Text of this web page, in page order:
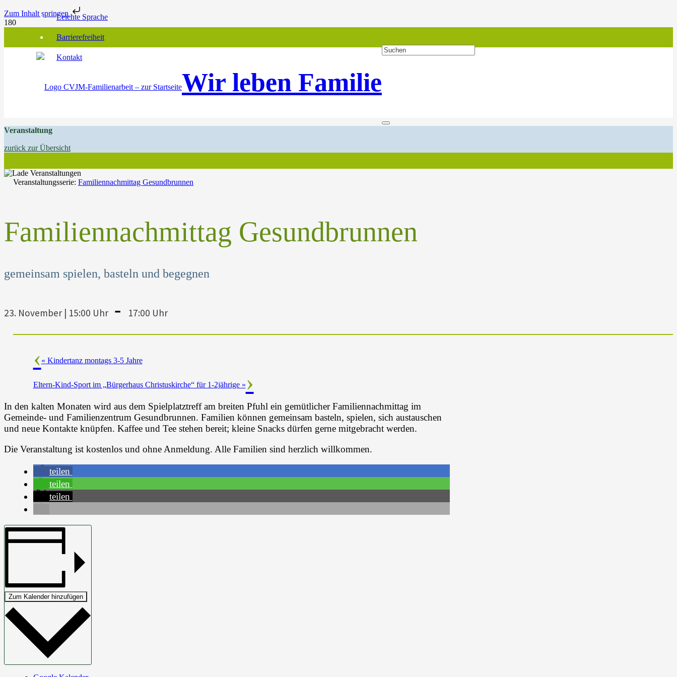
Zum Inhalt springenLeichte Sprache
Barrierefreiheit
Kontakt
Wir leben Familie
Veranstaltung
zurück zur Übersicht
Veranstaltungsserie: Familiennachmittag Gesundbrunnen
Familiennachmittag Gesundbrunnen
gemeinsam spielen, basteln und begegnen
23. November | 15:00 Uhr - 17:00 Uhr
« Kindertanz montags 3-5 Jahre
Eltern-Kind-Sport im „Bürgerhaus Christuskirche“ für 1-2jährige »
In den kalten Monaten wird aus dem Spielplatztreff am breiten Pfuhl ein gemütlicher Familiennachmittag im
Gemeinde- und Familienzentrum Gesundbrunnen. Familien können gemeinsam basteln, spielen, sich austauschen
und neue Kontakte knüpfen. Kaffee und Tee stehen bereit; kleine Snacks dürfen gerne mitgebracht werden.
Die Veranstaltung ist kostenlos und ohne Anmeldung. Alle Familien sind herzlich willkommen.
teilen
teilen
teilen
Zum Kalender hinzufügen